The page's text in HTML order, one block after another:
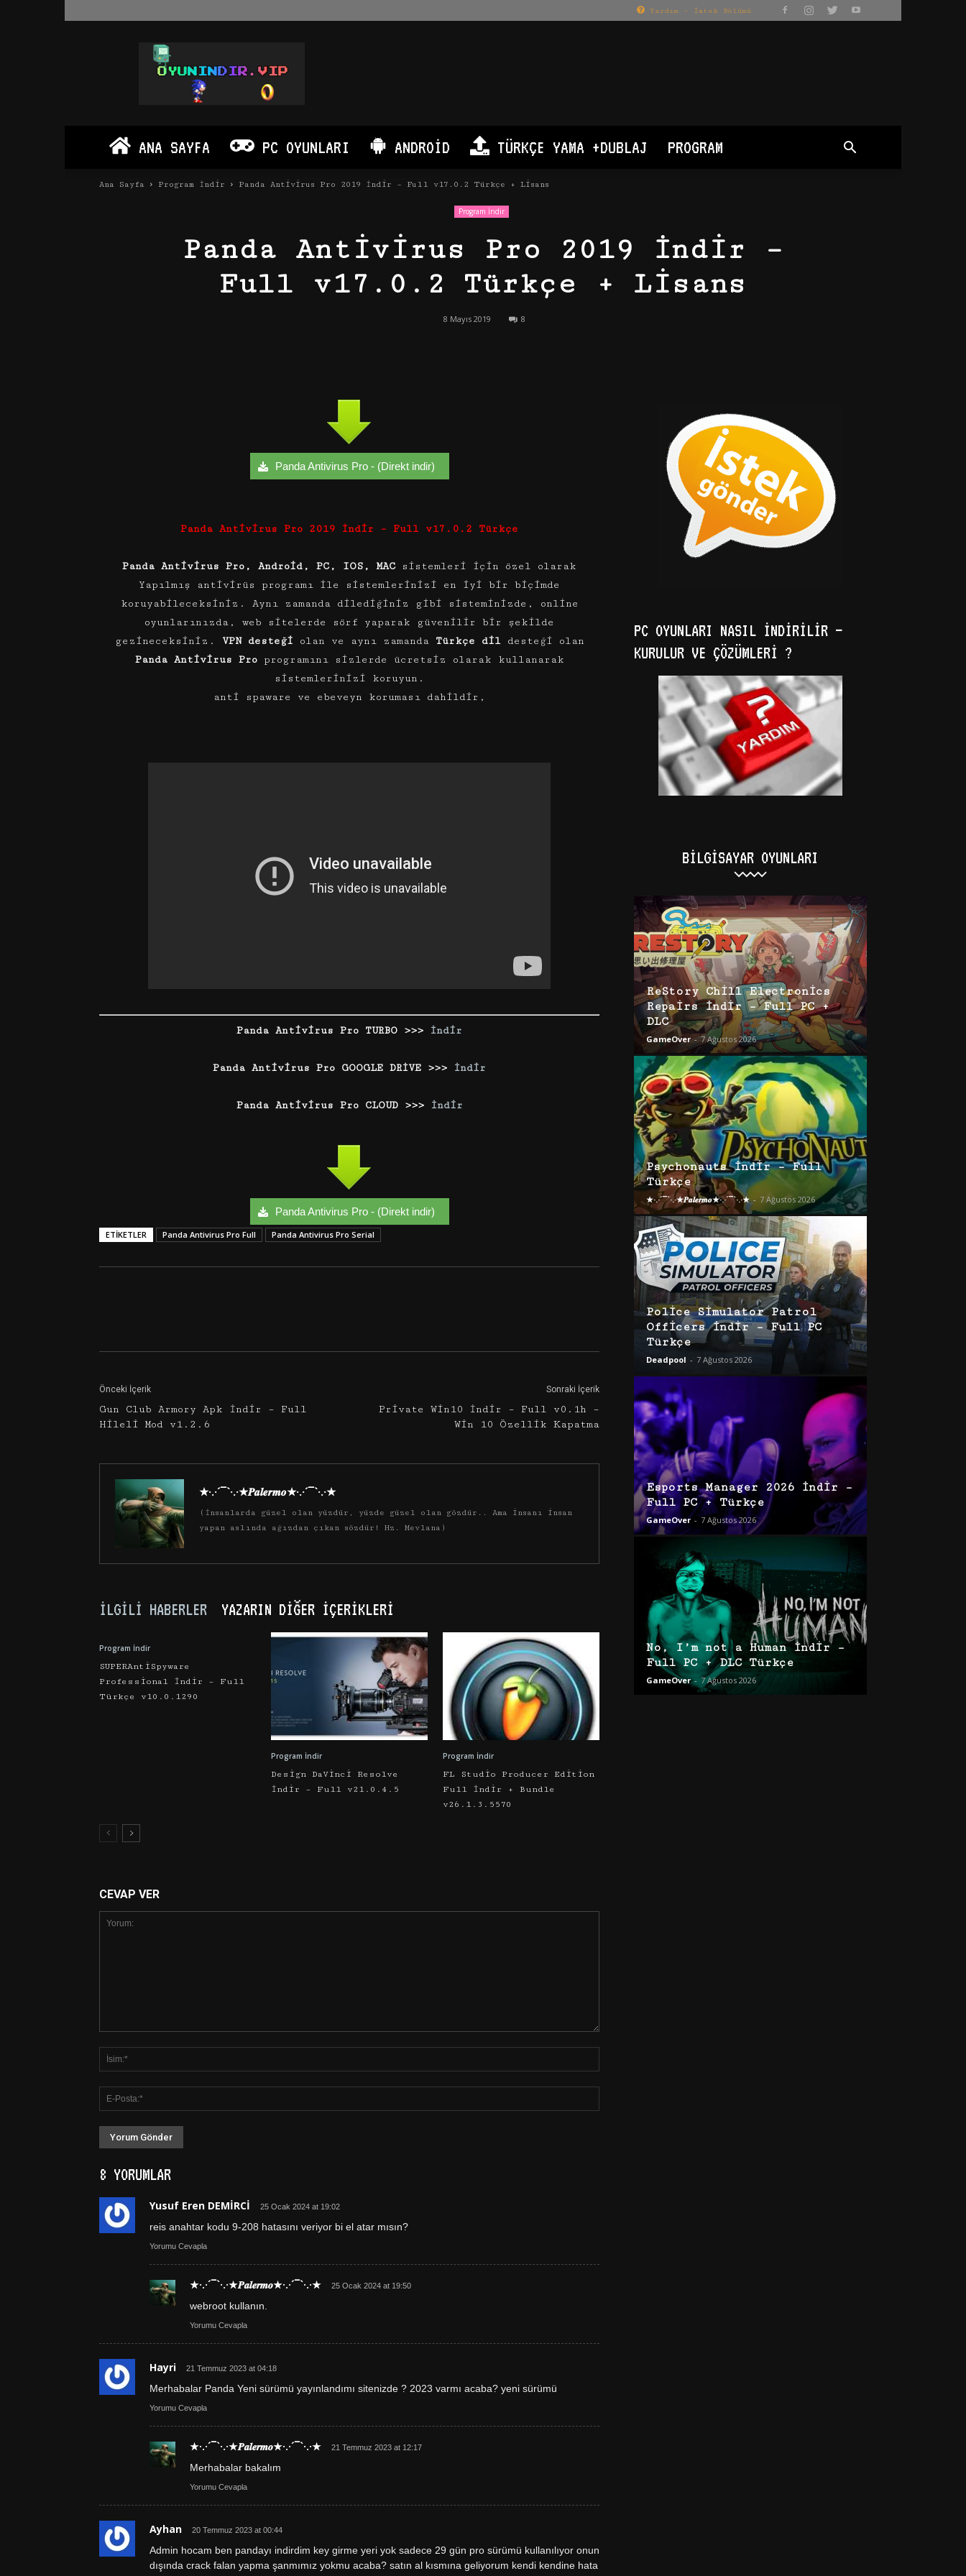
Yardım – İstek Bölümü
Oyun
İndir
PC
Android
ANA SAYFA PC OYUNLARI ANDROID TÜRKÇE YAMA +DUBLAJ PROGRAM
Ana Sayfa Program İndir Panda Antivirus Pro 2019 İndir – Full v17.0.2 Türkçe + Lisans
Program İndir
Panda Antivirus Pro 2019 İndir –
Full v17.0.2 Türkçe + Lisans
8 Mayıs 2019 8
Panda Antivirus Pro - (Direkt indir)
Panda Antivirus Pro 2019 İndir – Full v17.0.2 Türkçe
Panda Antivirus Pro, Android, PC, IOS, MACsistemleri için özel olarak
Yapılmış antivirüs programı ile sistemlerinizi en iyi bir biçimde
koruyabileceksiniz. Aynı zamanda dilediğiniz gibi sisteminizde, online
oyunlarınızda, web sitelerde sörf yaparak güvenilir bir şekilde
gezineceksiniz. VPN desteği olan ve aynı zamandaTürkçe dildesteği olan
Panda Antivirus Proprogramını sizlerde ücretsiz olarak kullanarak
sistemlerinizi koruyun.
anti spaware ve ebeveyn koruması dahildir,
Panda Antivirus Pro TURBO >>> İndir
Panda Antivirus Pro GOOGLE DRİVE >>> İndir
Panda Antivirus Pro CLOUD >>>İndir
Panda Antivirus Pro - (Direkt indir)
ETIKETLER Panda Antivirus Pro Full Panda Antivirus Pro Serial
Önceki İçerik
Gun Club Armory Apk İndir – Full
Hileli Mod v1.2.6
Sonraki İçerik
Private Win10 İndir – Full v0.1h –
Win 10 Özellik Kapatma
★·.·´¯`·.·★𝑷𝒂𝒍𝒆𝒓𝒎𝒐★·.·´¯`·.·★
(İnsanlarda güzel olan yüzdür, yüzde güzel olan gözdür.. Ama insanı insan
yapan aslında ağızdan çıkan sözdür! Hz. Mevlana)
İLGILI HABERLER YAZARIN DIĞER İÇERIKLERI
Program İndir
SUPERAntiSpyware
Professional İndir – Full
Türkçe v10.0.1290
Program İndir
Design DaVinci Resolve
İndir – Full v21.0.4.5
Program İndir
FL Studio Producer Edition
Full İndir + Bundle
v26.1.3.5570
CEVAP VER
8 YORUMLAR
Yusuf Eren DEMİRCİ 25 Ocak 2024 at 19:02
reis anahtar kodu 9-208 hatasını veriyor bi el atar mısın?
Yorumu Cevapla
★·.·´¯`·.·★𝑷𝒂𝒍𝒆𝒓𝒎𝒐★·.·´¯`·.·★ 25 Ocak 2024 at 19:50
webroot kullanın.
Yorumu Cevapla
Hayri 21 Temmuz 2023 at 04:18
Merhabalar Panda Yeni sürümü yayınlandımı sitenizde ? 2023 varmı acaba? yeni sürümü
Yorumu Cevapla
★·.·´¯`·.·★𝑷𝒂𝒍𝒆𝒓𝒎𝒐★·.·´¯`·.·★ 21 Temmuz 2023 at 12:17
Merhabalar bakalım
Yorumu Cevapla
Ayhan 20 Temmuz 2023 at 00:44
Admin hocam ben pandayı indirdim key girme yeri yok sadece 29 gün pro sürümü kullanılıyor onun
dışında crack falan yapma şanmımız yokmu acaba? satın al kısmına geliyorum kendi kendine hata
PC OYUNLARI NASIL İNDIRILIR –
KURULUR VE ÇÖZÜMLERI ?
BILGISAYAR OYUNLARI
ReStory Chill Electronics
Repairs İndir – Full PC +
DLC
GameOver - 7 Ağustos 2026
Psychonauts İndir – Full
Türkçe
★·.·´¯`·.·★𝑷𝒂𝒍𝒆𝒓𝒎𝒐★·.·´¯`·.·★ - 7 Ağustos 2026
Police Simulator Patrol
Officers İndir – Full PC
Türkçe
Deadpool - 7 Ağustos 2026
Esports Manager 2026 İndir –
Full PC + Türkçe
GameOver - 7 Ağustos 2026
No, I’m not a Human İndir –
Full PC + DLC Türkçe
GameOver - 7 Ağustos 2026